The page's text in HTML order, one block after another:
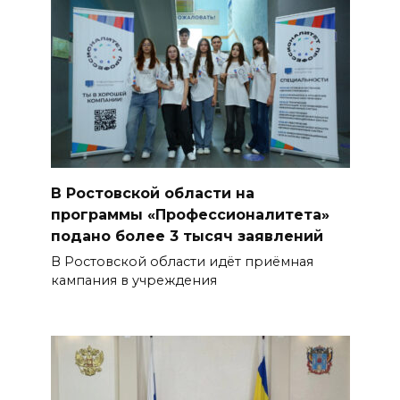
В Ростовской области на
программы «Профессионалитета»
подано более 3 тысяч заявлений
В Ростовской области идёт приёмная
кампания в учреждения